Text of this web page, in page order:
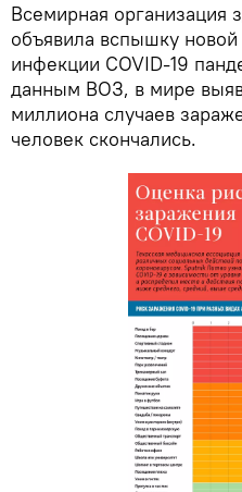
Всемирная организация
объявила вспышку
инфекции COVID-19
данным ВОЗ, в мире
миллиона случаев
человек скончались.